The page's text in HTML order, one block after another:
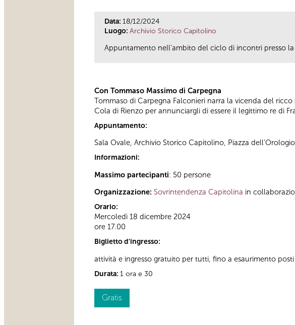
Data: 18/12/2024
Luogo: Archivio Storico Capitolino
Appuntamento nell'ambito del ciclo di incontri presso
Con Tommaso Massimo di Carpegna
Tommaso di Carpegna Falconieri narra la vicenda del
Cola di Rienzo per annunciargli di essere il legittimo re di
Appuntamento:
Sala Ovale, Archivio Storico Capitolino, Piazza dell’Orologio
Informazioni:
Massimo partecipanti: 50 persone
Organizzazione: Sovrintendenza Capitolina in
Orario:
Mercoledì 18 dicembre 2024
ore 17.00
Biglietto d'ingresso:
attività e ingresso gratuito per tutti, fino a esaurimento posti
Durata: 1 ora e 30
Gratis